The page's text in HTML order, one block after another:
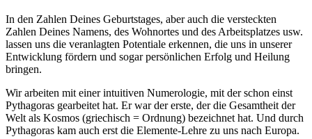
In den Zahlen Deines Geburtstages, aber auch die versteckten
Zahlen Deines Namens, des Wohnortes und des Arbeitsplatzes usw.
lassen uns die veranlagten Potentiale erkennen, die uns in unserer
Entwicklung fördern und sogar persönlichen Erfolg und Heilung
bringen.
Wir arbeiten mit einer intuitiven Numerologie, mit der schon einst
Pythagoras gearbeitet hat. Er war der erste, der die Gesamtheit der
Welt als Kosmos (griechisch = Ordnung) bezeichnet hat. Und durch
Pythagoras kam auch erst die Elemente-Lehre zu uns nach Europa.